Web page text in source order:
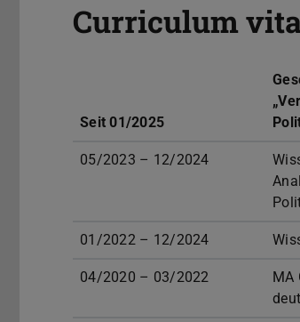
Curriculum
Seit 01/2025
05/2023 – 12/2024
01/2022 – 12/2024
04/2020 – 03/2022
MA